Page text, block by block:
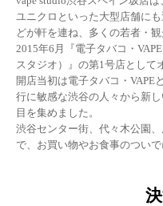
ユニクロといった大型店舗に
どが軒を連ね、多くの若者・
2015年6月『電子タバコ・
スタジオ）』の第1号店として
開店当初は電子タバコ・VAPE
行に敏感な渋谷の人々から新
目を集めました。
渋谷センター街、代々木公園
で、お買い物やお食事のつい